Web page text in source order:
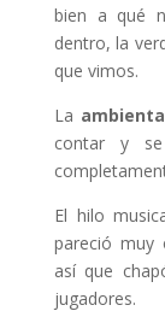
bien a qué
dentro, la
que vimos.
La
contar y
El hilo
pareció muy
así que
jugadores.